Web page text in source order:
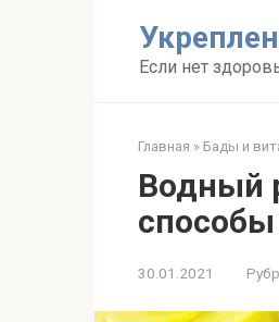
Если нет
Главная » Бады и
Водный
30.01.2021